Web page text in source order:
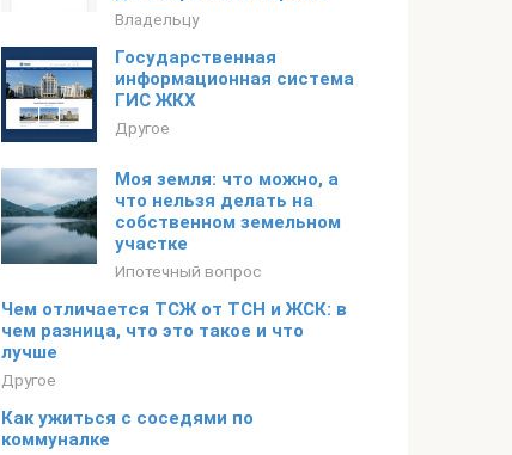
Владельцу
Государственная
информационная система
ГИС ЖКХ
Другое
Моя земля: что можно, а
что нельзя делать на
собственном земельном
участке
Ипотечный вопрос
Чем отличается ТСЖ от ТСН и ЖСК: в
чем разница, что это такое и что
лучше
Другое
Как ужиться с соседями по
коммуналке